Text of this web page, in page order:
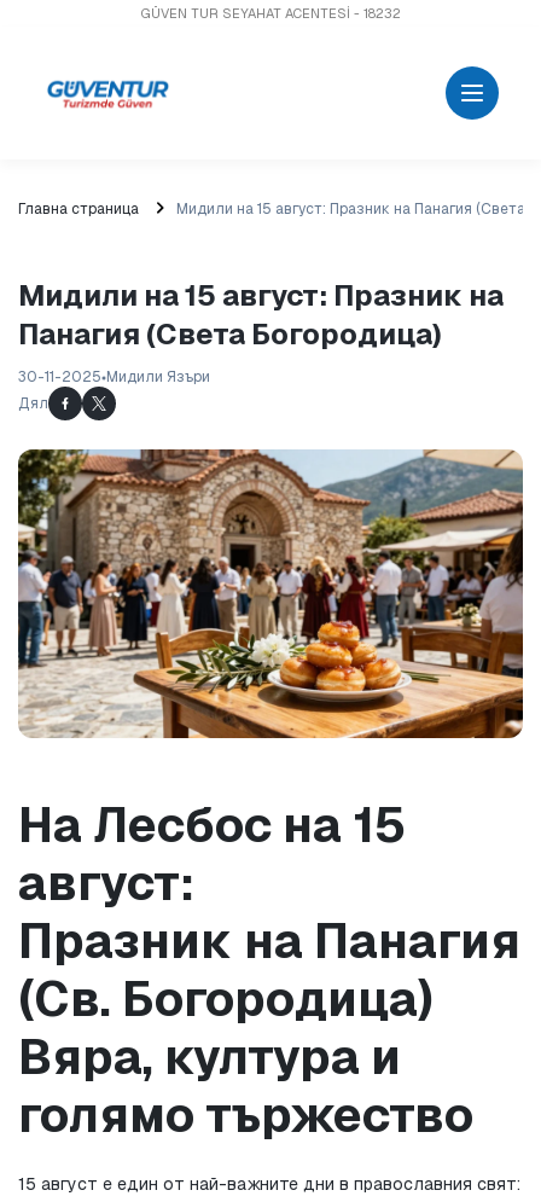
GÜVEN TUR SEYAHAT ACENTESİ - 18232
Главна страница Мидили на 15 август: Празник на Панагия (Света
Мидили на 15 август: Празник на
Панагия (Света Богородица)
30-11-2025 Мидили Язъри
Дял
На Лесбос на 15
август:
Празник на Панагия
(Св. Богородица)
Вяра, култура и
голямо тържество
15 август е един от най-важните дни в православния свят: